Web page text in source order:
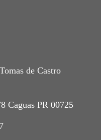
de Castro
Caguas PR 00725